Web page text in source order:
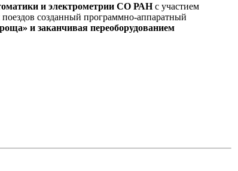
и электрометрии СО РАНс участием
созданный программно-аппаратный
и заканчивая переоборудованием